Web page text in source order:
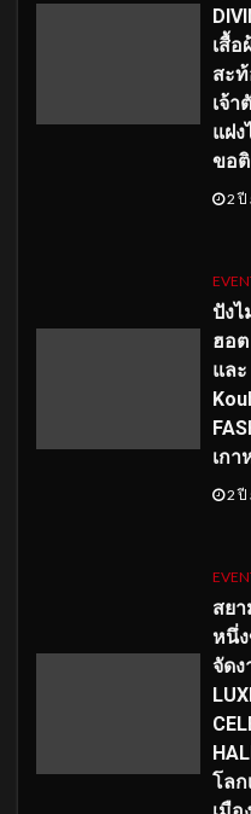
เสื้
สะ
เจ้า
แฝ
ขอ
2 ปี
ปัง
ฮอต
และ
เกา
2 ปี
สย
หนึ่ง
จัดง
โล